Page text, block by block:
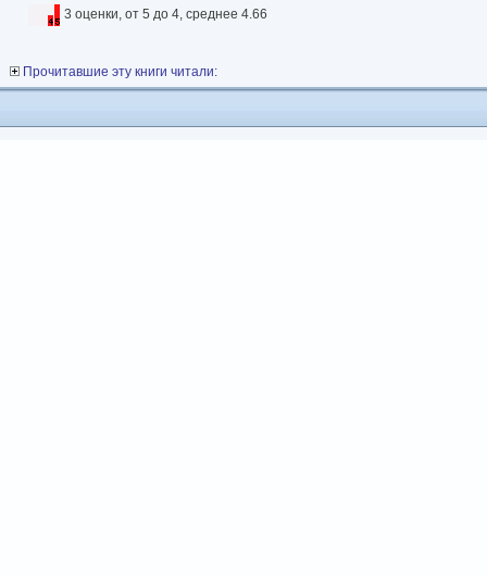
3 оценки, от 5 до 4, среднее 4.66
Прочитавшие эту книги читали: